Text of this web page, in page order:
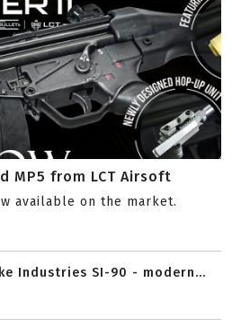
MP5 from LCT Airsoft
available on the market.
Industries SI-90 - modern...